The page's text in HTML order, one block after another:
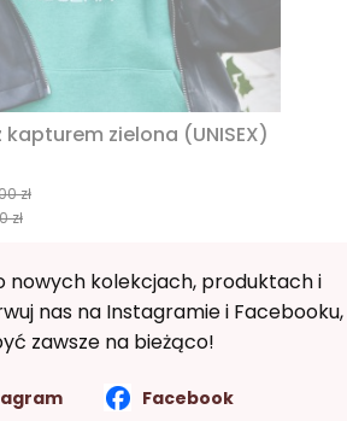
kapturem zielona (UNISEX)
zł
zł
nowych kolekcjach, produktach i
nas na Instagramie i Facebooku,
zawsze na bieżąco!
Facebook